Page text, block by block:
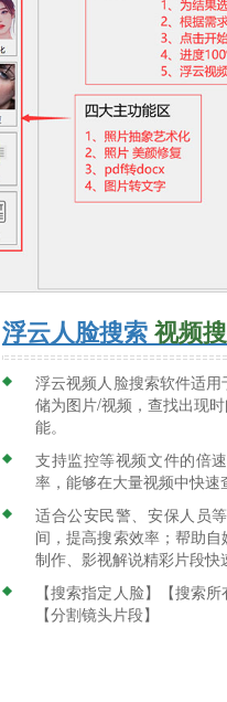
浮云人脸搜索视频
浮云视频人脸搜索软件适
储为图片/视频，查找出现
能。
支持监控等视频文件的倍
率，能够在大量视频中快速
适合公安民警、安保人员
间，提高搜索效率；帮助
制作、影视解说精彩片段快
【搜索指定人脸】【搜索
【分割镜头片段】